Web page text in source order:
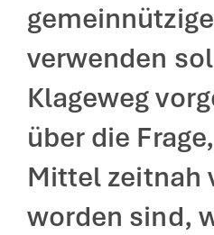
verwenden
Klageweg
über die
Mittel zeitnah
worden sind,